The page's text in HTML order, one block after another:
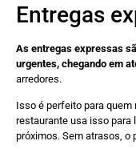
Entregas
As entregas expressas
urgentes, chegando em
arredores.
Isso é perfeito para quem
restaurante usa isso para
próximos. Sem atrasos, o